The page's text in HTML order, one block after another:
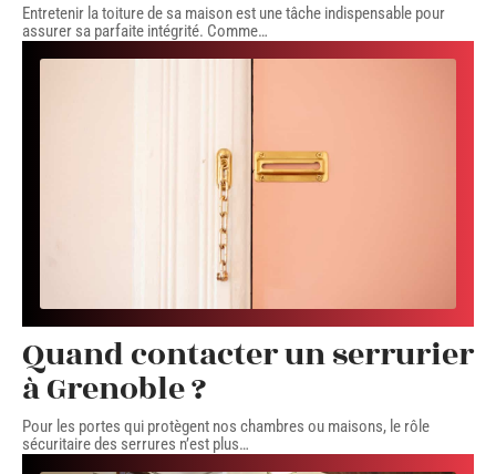
Entretenir la toiture de sa maison est une tâche indispensable pour
assurer sa parfaite intégrité. Comme…
Quand contacter un serrurier
à Grenoble ?
Pour les portes qui protègent nos chambres ou maisons, le rôle
sécuritaire des serrures n’est plus…